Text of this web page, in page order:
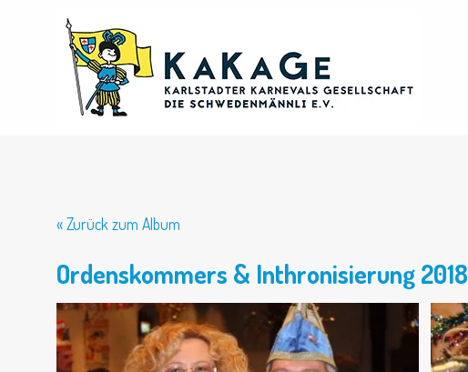
« Zurück zum Album
Ordenskommers & Inthronisierung 2018